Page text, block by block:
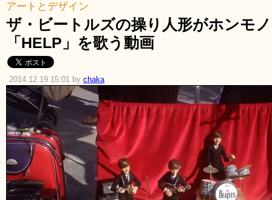
アートとデザイン
ザ・ビートルズの操り人形がホンモ
「HELP」を歌う動画
2014.12.19 15:01 by chaka